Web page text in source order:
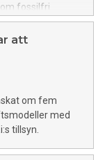
fossilfri
att
om fem
med
tillsyn.